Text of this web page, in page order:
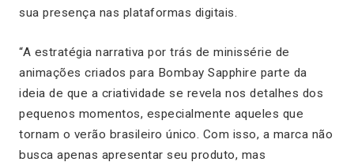
sua presença nas plataformas digitais.
“A estratégia narrativa por trás de minissérie de
animações criados para Bombay Sapphire parte da
ideia de que a criatividade se revela nos detalhes dos
pequenos momentos, especialmente aqueles que
tornam o verão brasileiro único. Com isso, a marca não
busca apenas apresentar seu produto, mas